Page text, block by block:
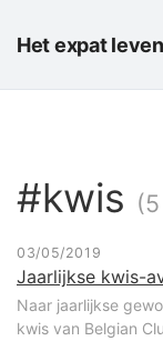
Het expat
#kwis
03/05/2019
Jaarlijkse kwis-
Naar jaarlijkse
kwis van Belgian